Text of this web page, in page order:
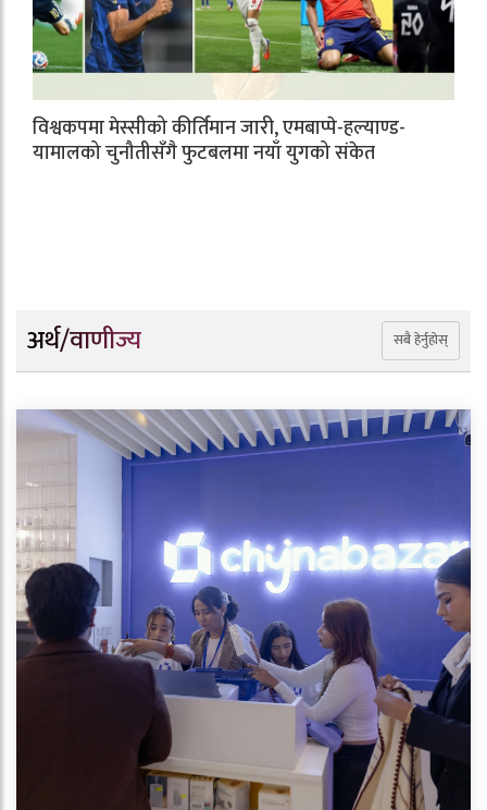
विश्वकपमा मेस्सीको कीर्तिमान जारी, एमबाप्पे-हल्याण्ड-
यामालको चुनौतीसँगै फुटबलमा नयाँ युगको संकेत
अर्थ/वाणीज्य सबै हेर्नुहोस्